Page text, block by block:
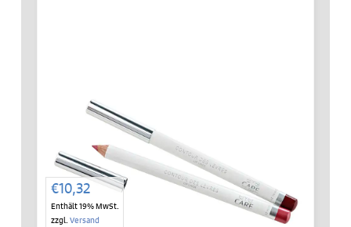
€10,32
Enthält 19% MwSt.
zzgl. Versand